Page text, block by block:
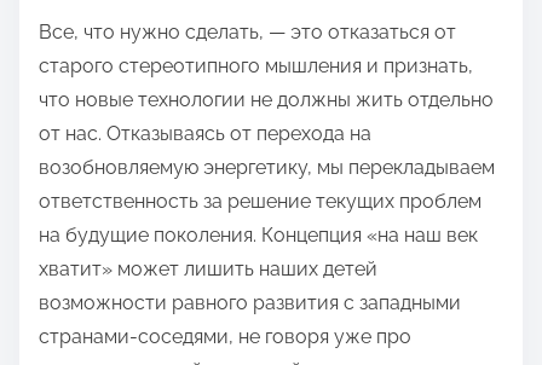
Все, что нужно сделать, — это отказаться от
старого стереотипного мышления и признать,
что новые технологии не должны жить отдельно
от нас. Отказываясь от перехода на
возобновляемую энергетику, мы перекладываем
ответственность за решение текущих проблем
на будущие поколения. Концепция «на наш век
хватит» может лишить наших детей
возможности равного развития с западными
странами-соседями, не говоря уже про